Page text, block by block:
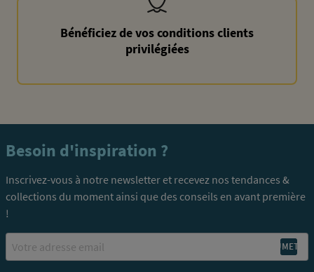
Bénéficiez de vos conditions clients
privilégiées
Besoin d'inspiration ?
Inscrivez-vous à notre newsletter et recevez nos tendances &
collections du moment ainsi que des conseils en avant première
!